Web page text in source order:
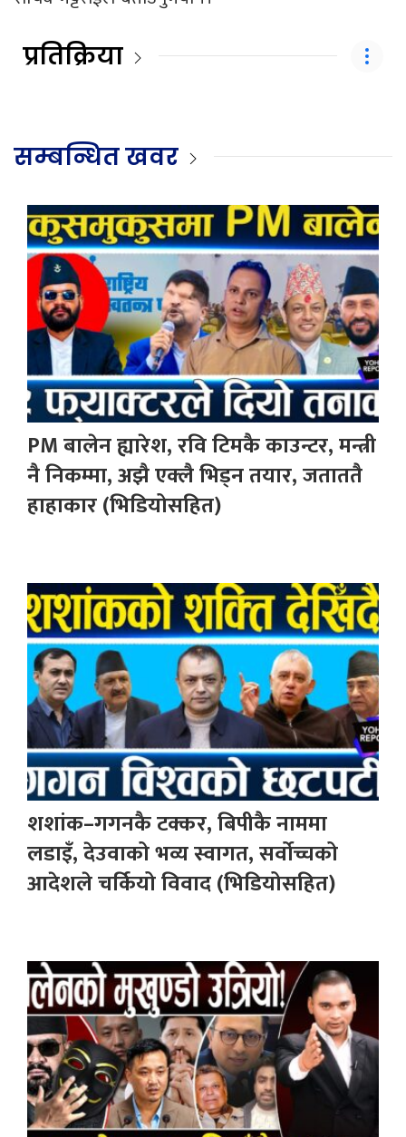
प्रतिक्रिया
सम्बन्धित खवर
PM बालेन ह्यारेश, रवि टिमकै काउन्टर, मन्त्री
नै निकम्मा, अझै एक्लै भिड्न तयार, जताततै
हाहाकार (भिडियोसहित)
शशांक–गगनकै टक्कर, बिपीकै नाममा
लडाइँ, देउवाको भव्य स्वागत, सर्वोच्चको
आदेशले चर्कियो विवाद (भिडियोसहित)